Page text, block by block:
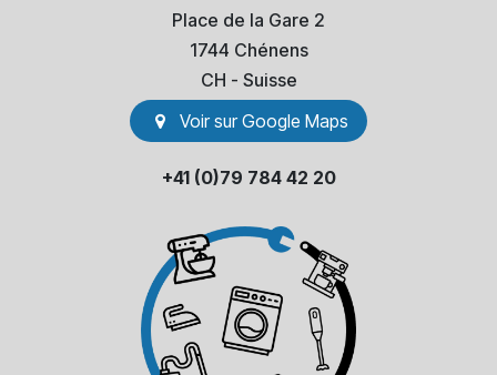
Place de la Gare 2
1744 Chénens
​CH - Suisse
Voir sur Go​​ogle Maps
+41 (0)79 784 42 20